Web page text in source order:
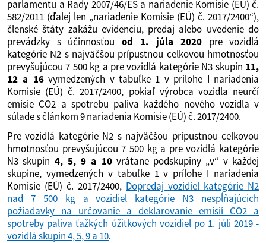
parlamentu a Rady 2007/46/ES a nariadenie Komisie (EÚ) č.
582/2011 (ďalej len „nariadenie Komisie (EÚ) č. 2017/2400“),
členské štáty zakážu evidenciu, predaj alebo uvedenie do
prevádzky s účinnosťou od 1. júla 2020 pre vozidlá
kategórie N2 s najväčšou prípustnou celkovou hmotnosťou
prevyšujúcou 7 500 kg a pre vozidlá kategórie N3 skupín 11,
12 a 16vymedzených v tabuľke 1 v prílohe I nariadenia
Komisie (EÚ) č. 2017/2400, pokiaľ výrobca vozidla neurčí
emisie CO2 a spotrebu paliva každého nového vozidla v
súlade s článkom 9 nariadenia Komisie (EÚ) č. 2017/2400.
Pre vozidlá kategórie N2 s najväčšou prípustnou celkovou
hmotnosťou prevyšujúcou 7 500 kg a pre vozidlá kategórie
N3 skupín 4, 5, 9 a 10vrátane podskupiny „v“ v každej
skupine, vymedzených v tabuľke 1 v prílohe I nariadenia
Komisie (EÚ) č. 2017/2400, Dopredaj vozidiel kategórie N2
nad 7 500 kg a vozidiel kategórie N3 nespĺňajúcich
požiadavky na určovanie a deklarovanie emisií CO2 a
spotreby paliva ťažkých úžitkových vozidiel po 1. júli 2019 -
vozidlá skupín 4, 5, 9 a 10.